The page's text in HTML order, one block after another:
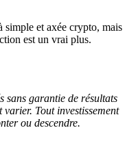
simple et axée crypto, mais
est un vrai plus.
sans garantie de résultats
Tout investissement
ou descendre.